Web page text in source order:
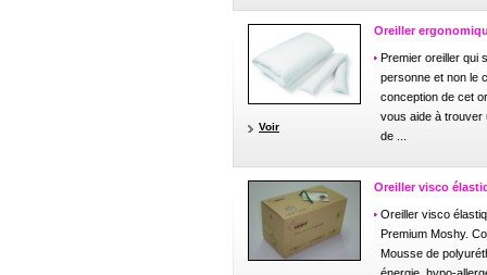
Voir
Oreiller
Premier oreiller qui
personne et non le
conception de cet
vous aide à trouver
de ...
Oreiller visco
Oreiller visco
Premium Moshy.
Mousse de